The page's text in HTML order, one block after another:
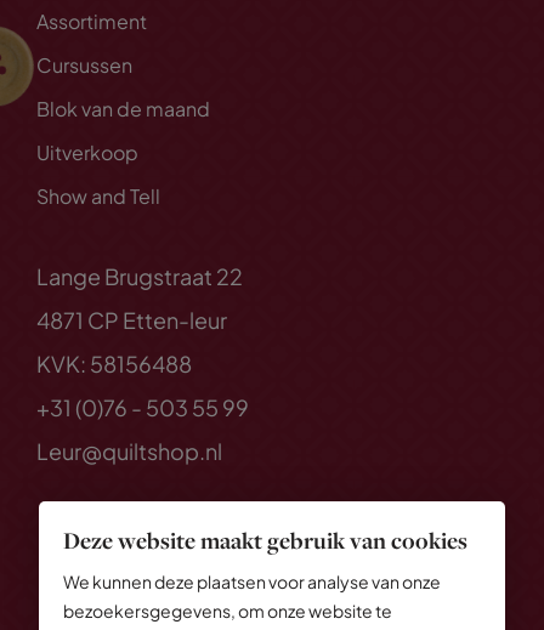
Deze website maakt gebruik van cookies
We kunnen deze plaatsen voor analyse van onze
bezoekersgegevens, om onze website te
Assortiment
Cursussen
Blok van de maand
Uitverkoop
Show and Tell
Lange Brugstraat 22
4871 CP Etten-leur
KVK: 58156488
+31 (0)76 - 503 55 99
Leur@quiltshop.nl